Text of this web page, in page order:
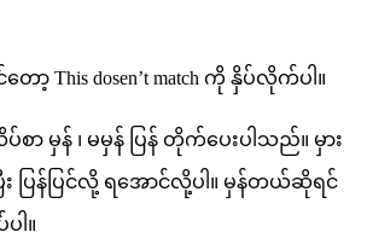
ာ့ This dosen’t match ကို နှိပ်လိုက်ပါ။
စာ မှန် ၊ မမှန် ပြန် တိုက်ပေးပါသည်။ မှား
ပြီး ပြန်ပြင်လို့ ရအောင်လို့ပါ။ မှန်တယ်ဆိုရင်
ါ။